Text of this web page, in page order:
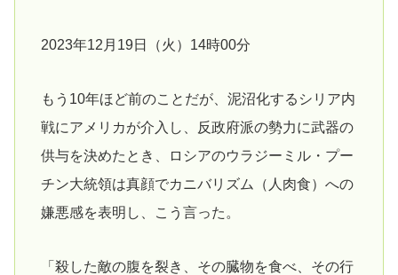
2023年12月19日（火）14時00分
もう10年ほど前のことだが、泥沼化するシリア内
戦にアメリカが介入し、反政府派の勢力に武器の
供与を決めたとき、ロシアのウラジーミル・プー
チン大統領は真顔でカニバリズム（人肉食）への
嫌悪感を表明し、こう言った。
「殺した敵の腹を裂き、その臓物を食べ、その行